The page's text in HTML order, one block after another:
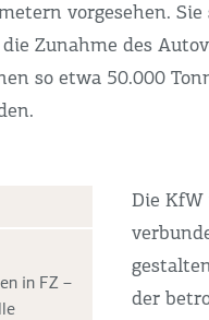
vorgesehen.
Zunahme des
so etwa 50.000
in FZ –
Die KfW
der